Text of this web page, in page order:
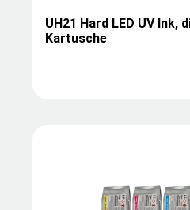
UH21 Hard LED UV Ink,
Kartusche